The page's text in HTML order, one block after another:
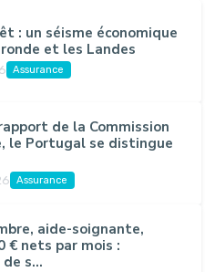
: un séisme économique
et les Landes
Assurance
de la Commission
le Portugal se distingue
Assurance
aide-soignante,
€ nets par mois :
s...